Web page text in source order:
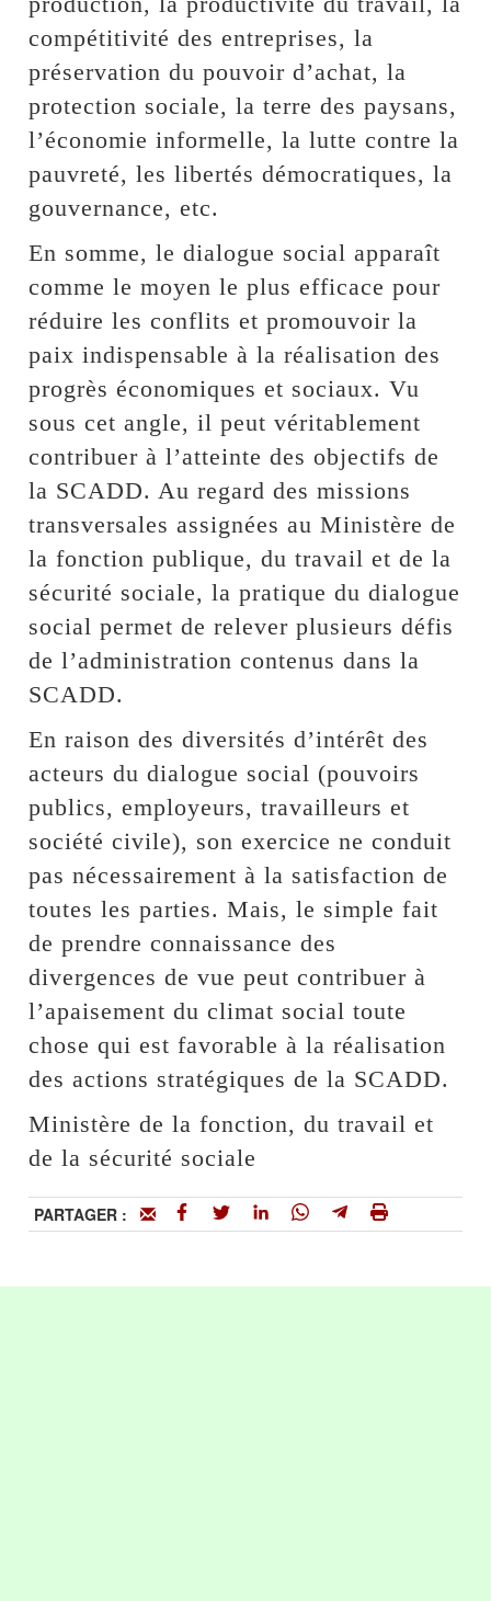
compétitivité des entreprises, la
préservation du pouvoir d’achat, la
protection sociale, la terre des paysans,
l’économie informelle, la lutte contre la
pauvreté, les libertés démocratiques, la
gouvernance, etc.
En somme, le dialogue social apparaît
comme le moyen le plus efficace pour
réduire les conflits et promouvoir la
paix indispensable à la réalisation des
progrès économiques et sociaux. Vu
sous cet angle, il peut véritablement
contribuer à l’atteinte des objectifs de
la SCADD. Au regard des missions
transversales assignées au Ministère de
la fonction publique, du travail et de la
sécurité sociale, la pratique du dialogue
social permet de relever plusieurs défis
de l’administration contenus dans la
SCADD.
En raison des diversités d’intérêt des
acteurs du dialogue social (pouvoirs
publics, employeurs, travailleurs et
société civile), son exercice ne conduit
pas nécessairement à la satisfaction de
toutes les parties. Mais, le simple fait
de prendre connaissance des
divergences de vue peut contribuer à
l’apaisement du climat social toute
chose qui est favorable à la réalisation
des actions stratégiques de la SCADD.
Ministère de la fonction, du travail et
de la sécurité sociale
PARTAGER :